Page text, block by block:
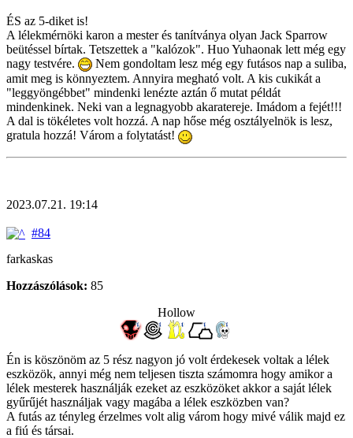
ÉS az 5-diket is!
A lélekmérnöki karon a mester és tanítványa olyan Jack Sparrow
beütéssel bírtak. Tetszettek a "kalózok". Huo Yuhaonak lett még egy
nagy testvére.
Nem gondoltam lesz még egy futásos nap a suliba,
amit meg is könnyeztem. Annyira megható volt. A kis cukikát a
"leggyöngébbet" mindenki lenézte aztán ő mutat példát
mindenkinek. Neki van a legnagyobb akaratereje. Imádom a fejét!!!
A dal is tökéletes volt hozzá. A nap hőse még osztályelnök is lesz,
gratula hozzá! Várom a folytatást!
2023.07.21. 19:14
#84
farkaskas
Hozzászólások: 85
Hollow
Én is köszönöm az 5 rész nagyon jó volt érdekesek voltak a lélek
eszközök, annyi még nem teljesen tiszta számomra hogy amikor a
lélek mesterek használják ezeket az eszközöket akkor a saját lélek
gyűrűjét használjak vagy magába a lélek eszközben van?
A futás az tényleg érzelmes volt alig várom hogy mivé válik majd ez
a fiú és társai.